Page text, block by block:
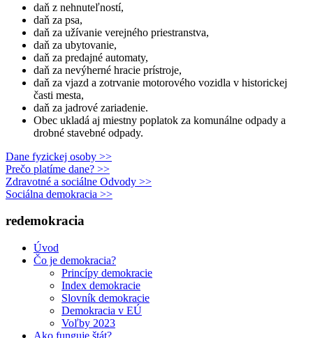
daň z nehnuteľností,
daň za psa,
daň za užívanie verejného priestranstva,
daň za ubytovanie,
daň za predajné automaty,
daň za nevýherné hracie prístroje,
daň za vjazd a zotrvanie motorového vozidla v historickej
časti mesta,
daň za jadrové zariadenie.
Obec ukladá aj miestny poplatok za komunálne odpady a
drobné stavebné odpady.
Dane fyzickej osoby >>
Prečo platíme dane? >>
Zdravotné a sociálne Odvody >>
Sociálna demokracia >>
redemokracia
Úvod
Čo je demokracia?
Princípy demokracie
Index demokracie
Slovník demokracie
Demokracia v EÚ
Voľby 2023
Ako funguje štát?